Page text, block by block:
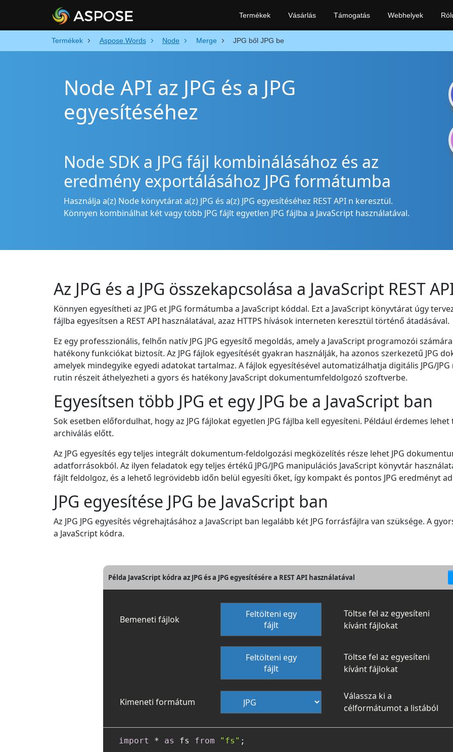
Termékek Aspose.Words Node Merge JPG ből JPG be
Node API az JPG és a JPG
egyesítéséhez
Node SDK a JPG fájl kombinálásához és az
eredmény exportálásához JPG formátumba
Használja a(z) Node könyvtárat a(z) JPG és a(z) JPG egyesítéséhez REST API n keresztül.
Könnyen kombinálhat két vagy több JPG fájlt egyetlen JPG fájlba a JavaScript használatával.
Az JPG és a JPG összekapcsolása a JavaScript REST
Könnyen egyesítheti az JPG et JPG formátumba a JavaScript kóddal. Ezt a JavaScript könyvtárat úgy
fájlba egyesítsen a REST API használatával, azaz HTTPS hívások interneten keresztül történő átadásával.
Ez egy professzionális, felhőn natív JPG JPG egyesítő megoldás, amely a JavaScript programozói
hatékony funkciókat biztosít. Az JPG fájlok egyesítését gyakran használják, ha azonos szerkezetű JPG
amelyek mindegyike egyedi adatokat tartalmaz. A fájlok egyesítésével automatizálhatja digitális JPG/
rutin részeit áthelyezheti a gyors és hatékony JavaScript dokumentumfeldolgozó szoftverbe.
Egyesítsen több JPG et egy JPG be a JavaScript ban
Sok esetben előfordulhat, hogy az JPG fájlokat egyetlen JPG fájlba kell egyesíteni. Például érdemes
archiválás előtt.
Az JPG egyesítés egy teljes integrált dokumentum-feldolgozási megközelítés része lehet JPG
adatforrásokból. Az ilyen feladatok egy teljes értékű JPG/JPG manipulációs JavaScript könyvtár
fájlt feldolgoz, és a lehető legrövidebb időn belül egyesíti őket, így kompakt és pontos JPG eredményt
JPG egyesítése JPG be JavaScript ban
Az JPG JPG egyesítés végrehajtásához a JavaScript ban legalább két JPG forrásfájlra van szüksége. A
a JavaScript kódra.
Példa JavaScript kódra az JPG és a JPG egyesítésére a REST API használatával
Bemeneti fájlok
Feltölteni egy
fájlt
Töltse fel az egyesíteni
kívánt fájlokat
Feltölteni egy
fájlt
Töltse fel az egyesíteni
kívánt fájlokat
Kimeneti formátum
Válassza ki a
célformátumot a listából
import * as fs from "fs" ;
Termékek Vásárlás Támogatás Webhelyek